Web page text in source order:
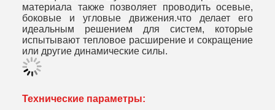
материала также позволяет проводить осевые,
боковые и угловые движения.что делает его
идеальным решением для систем, которые
испытывают тепловое расширение и сокращение
или другие динамические силы.
Технические параметры: